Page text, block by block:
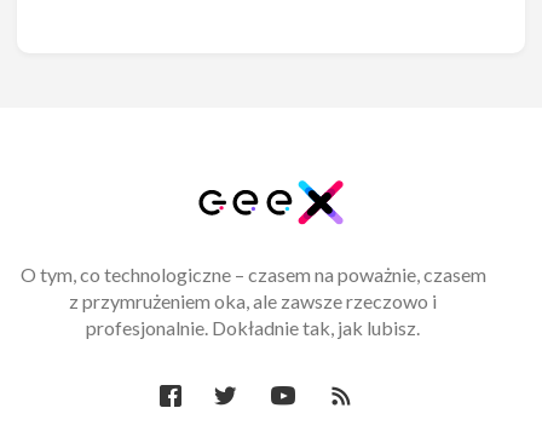
O tym, co technologiczne – czasem na poważnie, czasem
z przymrużeniem oka, ale zawsze rzeczowo i
profesjonalnie. Dokładnie tak, jak lubisz.